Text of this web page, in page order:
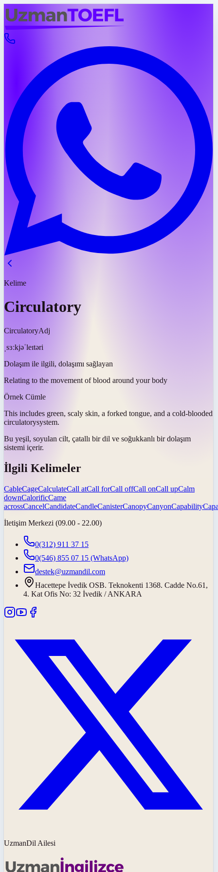
Kelime
Circulatory
CirculatoryAdj
ˌsɜːkjəˈleɪtəri
Dolaşım ile ilgili, dolaşımı sağlayan
Relating to the movement of blood around your body
Örnek Cümle
This includes green, scaly skin, a forked tongue, and a cold-blooded
circulatorysystem.
Bu yeşil, soyulan cilt, çatallı bir dil ve soğukkanlı bir dolaşım
sistemi içerir.
İlgili Kelimeler
CableCageCalculateCall atCall forCall offCall onCall upCalm
downCalorificCame
acrossCancelCandidateCandleCanisterCanopyCanyonCapability
İletişim Merkezi (09.00 - 22.00)
0(312) 911 37 15
0(546) 855 07 15 (WhatsApp)
destek@uzmandil.com
Hacettepe İvedik OSB. Teknokenti 1368. Cadde No.61,
4. Kat Ofis No: 32 İvedik / ANKARA
UzmanDil Ailesi